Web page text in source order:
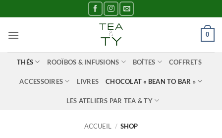
au
contenu
0
THÉS ROOÏBOS & INFUSIONS BOÎTES COFFRETS
ACCESSOIRES LIVRES CHOCOLAT « BEAN TO BAR »
LES ATELIERS PAR TEA & TY
ACCUEIL / SHOP